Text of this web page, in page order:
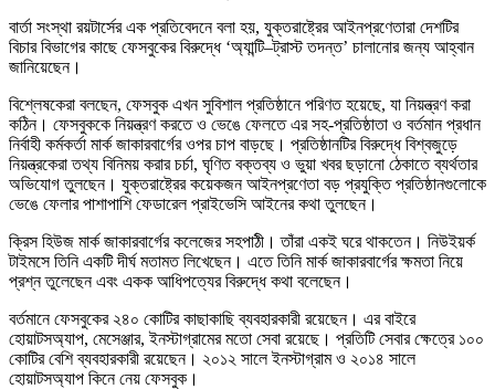
বার্তা সংস্থা রয়টার্সের এক প্রতিবেদনে বলা হয়, যুক্তরাষ্ট্রের আইনপ্রণেতারা দেশটির
বিচার বিভাগের কাছে ফেসবুকের বিরুদ্ধে ‘অ্যান্টি–ট্রাস্ট তদন্ত’ চালানোর জন্য আহ্বান
জানিয়েছেন।
বিশ্লেষকেরা বলছেন, ফেসবুক এখন সুবিশাল প্রতিষ্ঠানে পরিণত হয়েছে, যা নিয়ন্ত্রণ করা
কঠিন। ফেসবুককে নিয়ন্ত্রণ করতে ও ভেঙে ফেলতে এর সহ-প্রতিষ্ঠাতা ও বর্তমান প্রধান
নির্বাহী কর্মকর্তা মার্ক জাকারবার্গের ওপর চাপ বাড়ছে। প্রতিষ্ঠানটির বিরুদ্ধে বিশ্বজুড়ে
নিয়ন্ত্রকেরা তথ্য বিনিময় করার চর্চা, ঘৃণিত বক্তব্য ও ভুয়া খবর ছড়ানো ঠেকাতে ব্যর্থতার
অভিযোগ তুলছেন। যুক্তরাষ্ট্রের কয়েকজন আইনপ্রণেতা বড় প্রযুক্তি প্রতিষ্ঠানগুলোকে
ভেঙে ফেলার পাশাপাশি ফেডারেল প্রাইভেসি আইনের কথা তুলছেন।
ক্রিস হিউজ মার্ক জাকারবার্গের কলেজের সহপাঠী। তাঁরা একই ঘরে থাকতেন। নিউইয়র্ক
টাইমসে তিনি একটি দীর্ঘ মতামত লিখেছেন। এতে তিনি মার্ক জাকারবার্গের ক্ষমতা নিয়ে
প্রশ্ন তুলেছেন এবং একক আধিপত্যের বিরুদ্ধে কথা বলেছেন।
বর্তমানে ফেসবুকের ২৪০ কোটির কাছাকাছি ব্যবহারকারী রয়েছেন। এর বাইরে
হোয়াটসঅ্যাপ, মেসেঞ্জার, ইনস্টাগ্রামের মতো সেবা রয়েছে। প্রতিটি সেবার ক্ষেত্রে ১০০
কোটির বেশি ব্যবহারকারী রয়েছেন। ২০১২ সালে ইনস্টাগ্রাম ও ২০১৪ সালে
হোয়াটসঅ্যাপ কিনে নেয় ফেসবুক।